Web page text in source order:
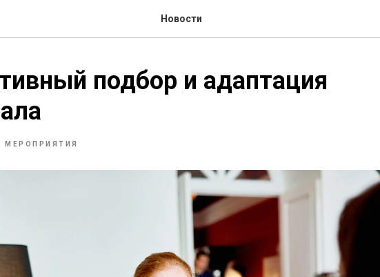
Новости
подбор и адаптация
МЕРОПРИЯТИЯ